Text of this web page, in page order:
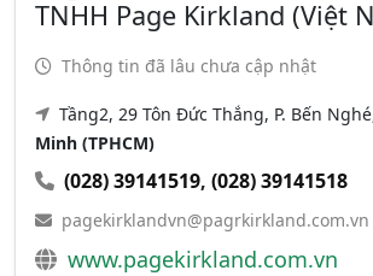
TNHH Page Kirkland (Việt
Thông tin đã lâu chưa cập nhật
Tầng2, 29 Tôn Đức Thắng, P. Bến
Minh (TPHCM)
(028) 39141519, (028) 39141518
pagekirklandvn@pagrkirkland.com.vn
www.pagekirkland.com.vn